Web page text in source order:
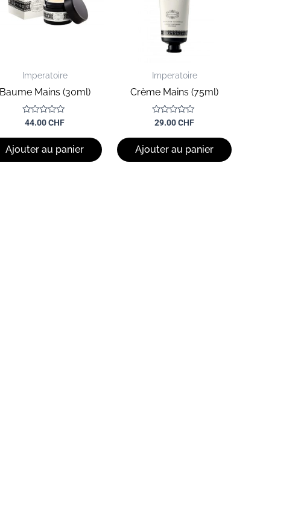
Imperatoire
Baume Mains (30ml)
Note
sur
44.00CHF
Ajouter au panier
Imperatoire
Crème Mains (75ml)
Note
sur
29.00CHF
Ajouter au panier